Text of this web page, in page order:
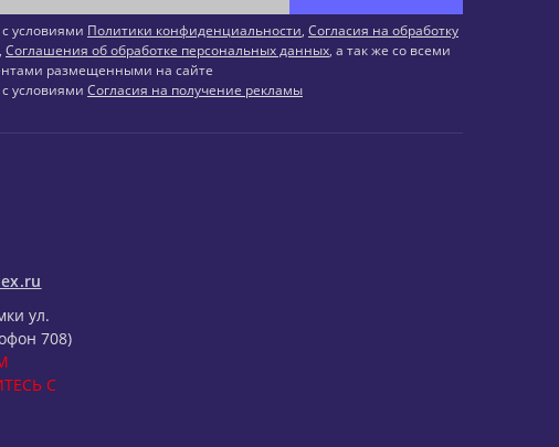
условиями Политики конфиденциальности, Согласия на обработку
, Соглашения об обработке персональных данных, а так же со всеми
размещенными на сайте
условиями Согласия на получение рекламы
ул.
708)
С